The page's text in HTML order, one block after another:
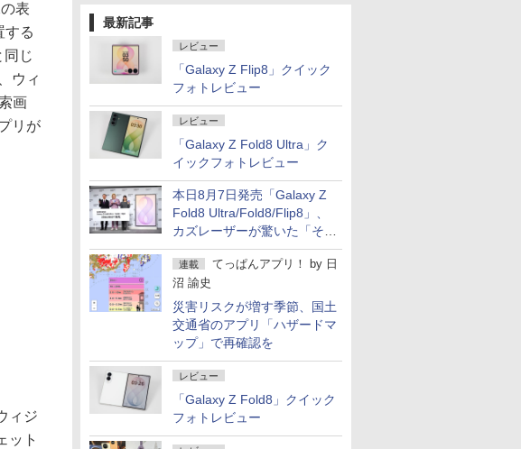
最新記事
レビュー
「Galaxy Z Flip8」クイック
フォトレビュー
レビュー
「Galaxy Z Fold8 Ultra」ク
イックフォトレビュー
本日8月7日発売「Galaxy Z
Fold8 Ultra/Fold8/Flip8」、
カズレーザーが驚いた「そば
屋のメニュー並みの薄さ」
連載 てっぱんアプリ！ by 日
沼 諭史
災害リスクが増す季節、国土
交通省のアプリ「ハザードマ
ップ」で再確認を
レビュー
「Galaxy Z Fold8」クイック
フォトレビュー
表
する
同じ
ウィ
画
リが
ィジ
ット